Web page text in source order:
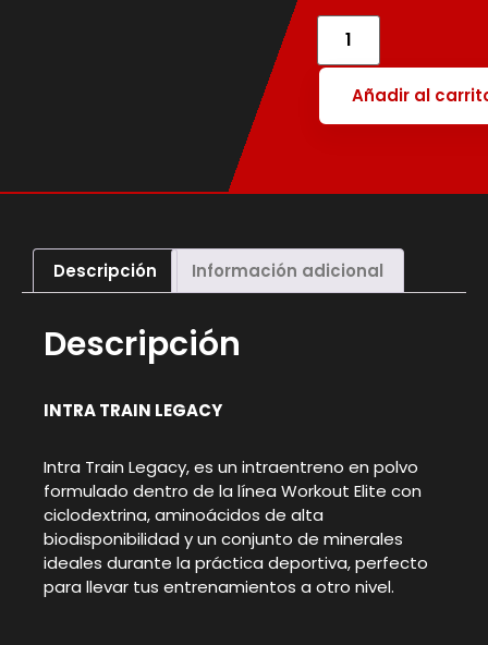
Añadir al
Descripción Información adicional
Descripción
INTRA TRAIN LEGACY
Intra Train Legacy, es un intraentreno en polvo
formulado dentro de la línea Workout Elite con
ciclodextrina, aminoácidos de alta
biodisponibilidad y un conjunto de minerales
ideales durante la práctica deportiva, perfecto
para llevar tus entrenamientos a otro nivel.